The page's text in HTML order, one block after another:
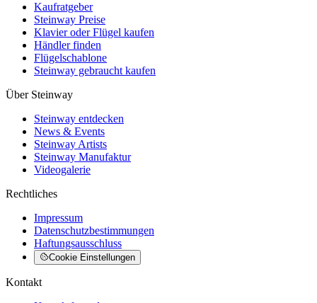
Kaufratgeber
Steinway Preise
Klavier oder Flügel kaufen
Händler finden
Flügelschablone
Steinway gebraucht kaufen
Über Steinway
Steinway entdecken
News & Events
Steinway Artists
Steinway Manufaktur
Videogalerie
Rechtliches
Impressum
Datenschutzbestimmungen
Haftungsausschluss
Cookie Einstellungen
Kontakt